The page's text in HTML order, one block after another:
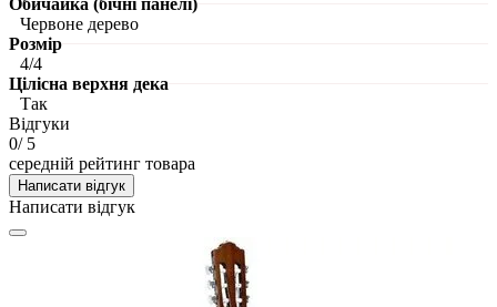
Червоне дерево
Розмір
4/4
Цілісна верхня дека
Так
Відгуки
0/ 5
середній рейтинг товара
Написати відгук
Написати відгук